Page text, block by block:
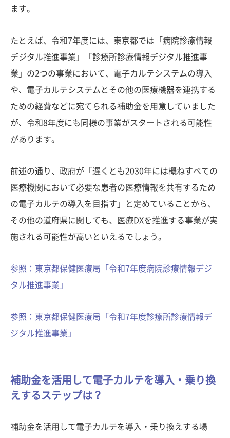
ます。
たとえば、令和7年度には、東京都では「病院診療情報
デジタル推進事業」「診療所診療情報デジタル推進事
業」の2つの事業において、電子カルテシステムの導入
や、電子カルテシステムとその他の医療機器を連携する
ための経費などに宛てられる補助金を用意していました
が、令和8年度にも同様の事業がスタートされる可能性
があります。
前述の通り、政府が「遅くとも2030年には概ねすべての
医療機関において必要な患者の医療情報を共有するため
の電子カルテの導入を目指す」と定めていることから、
その他の道府県に関しても、医療DXを推進する事業が実
施される可能性が高いといえるでしょう。
参照：東京都保健医療局「令和7年度病院診療情報デジ
タル推進事業」
参照：東京都保健医療局「令和7年度診療所診療情報デ
ジタル推進事業」
補助金を活用して電子カルテを導入・乗り換
えするステップは？
補助金を活用して電子カルテを導入・乗り換えする場